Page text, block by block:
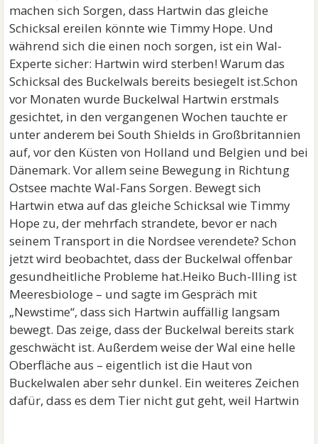
machen sich Sorgen, dass Hartwin das gleiche
Schicksal ereilen könnte wie Timmy Hope. Und
während sich die einen noch sorgen, ist ein Wal-
Experte sicher: Hartwin wird sterben! Warum das
Schicksal des Buckelwals bereits besiegelt ist.Schon
vor Monaten wurde Buckelwal Hartwin erstmals
gesichtet, in den vergangenen Wochen tauchte er
unter anderem bei South Shields in Großbritannien
auf, vor den Küsten von Holland und Belgien und bei
Dänemark. Vor allem seine Bewegung in Richtung
Ostsee machte Wal-Fans Sorgen. Bewegt sich
Hartwin etwa auf das gleiche Schicksal wie Timmy
Hope zu, der mehrfach strandete, bevor er nach
seinem Transport in die Nordsee verendete? Schon
jetzt wird beobachtet, dass der Buckelwal offenbar
gesundheitliche Probleme hat.Heiko Buch-Illing ist
Meeresbiologe – und sagte im Gespräch mit
„Newstime“, dass sich Hartwin auffällig langsam
bewegt. Das zeige, dass der Buckelwal bereits stark
geschwächt ist. Außerdem weise der Wal eine helle
Oberfläche aus – eigentlich ist die Haut von
Buckelwalen aber sehr dunkel. Ein weiteres Zeichen
dafür, dass es dem Tier nicht gut geht, weil Hartwin